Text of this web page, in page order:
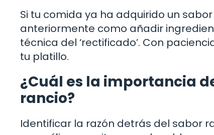
Si tu comida ya ha adquirido un
anteriormente como añadir
técnica del ‘rectificado’. Con
tu platillo.
¿Cuál es la importancia
rancio?
Identificar la razón detrás del sabor